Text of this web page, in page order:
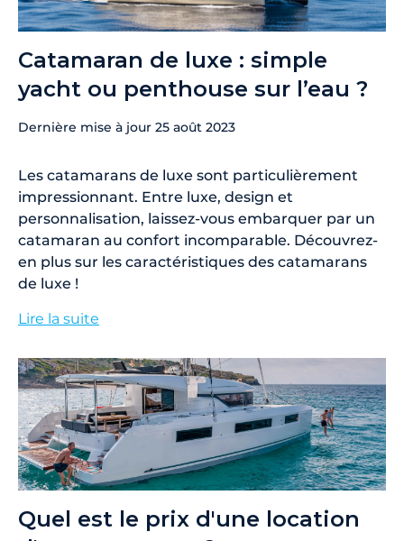
Catamaran de luxe : simple
yacht ou penthouse sur l’eau ?
Dernière mise à jour 25 août 2023
Les catamarans de luxe sont particulièrement
impressionnant. Entre luxe, design et
personnalisation, laissez-vous embarquer par un
catamaran au confort incomparable. Découvrez-
en plus sur les caractéristiques des catamarans
de luxe !
Lire la suite
Quel est le prix d'une location